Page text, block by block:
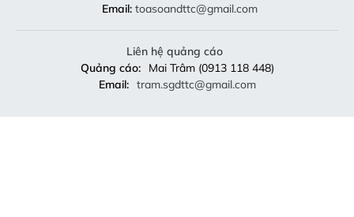
Email: toasoandttc@gmail.com
Liên hệ quảng cáo
Quảng cáo:
Mai Trâm (0913 118 448)
Email: tram.sgdttc@gmail.com